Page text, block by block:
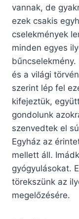
vannak, de
ezek csakis
cselekmények
minden egyes
és a világi
szerint lép fel
kifejeztük,
gondolunk
szenvedtek el
Egyház az
mellett áll.
gyógyulásokat.
törekszünk az
megelőzésére.